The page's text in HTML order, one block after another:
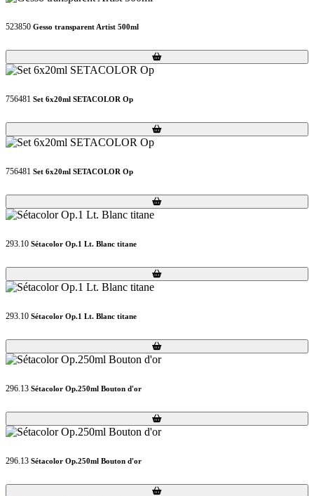
523850 Gesso transparent Artist 500ml
Loading...
Loading...
756481 Set 6x20ml SETACOLOR Op
Loading...
Loading...
756481 Set 6x20ml SETACOLOR Op
Loading...
Loading...
293.10 Sétacolor Op.1 Lt. Blanc titane
Loading...
Loading...
293.10 Sétacolor Op.1 Lt. Blanc titane
Loading...
Loading...
296.13 Sétacolor Op.250ml Bouton d'or
Loading...
Loading...
296.13 Sétacolor Op.250ml Bouton d'or
Loading...
Loading...